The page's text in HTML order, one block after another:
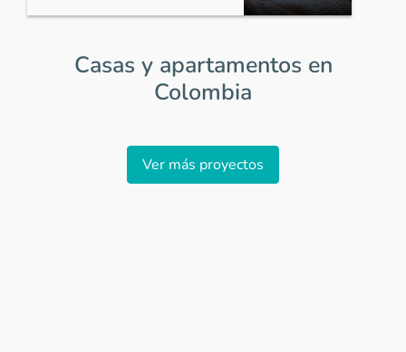
Casas y apartamentos en
Colombia
Ver más proyectos